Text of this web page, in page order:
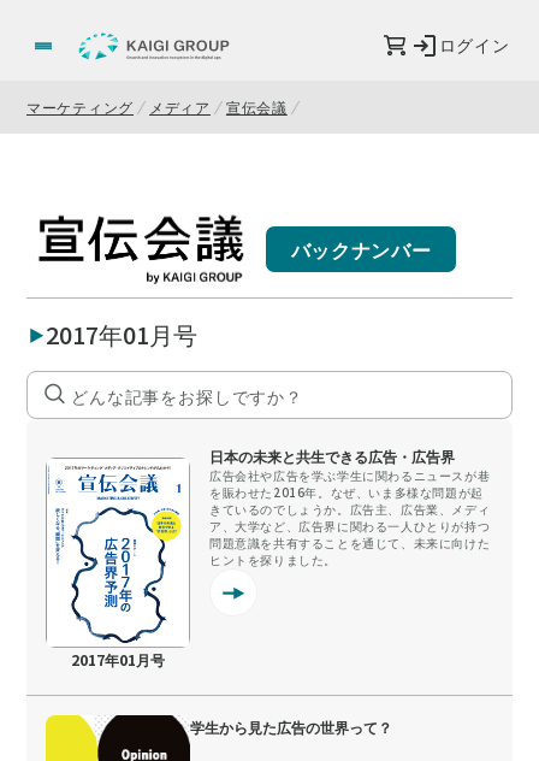
ログイン
マーケティング メディア 宣伝会議
バックナンバー
2017年01月号
2017年01月号
日本の未来と共生できる広告・広告界
広告会社や広告を学ぶ学生に関わるニュースが巷
を賑わせた2016年。なぜ、いま多様な問題が起
きているのでしょうか。広告主、広告業、メディ
ア、大学など、広告界に関わる一人ひとりが持つ
問題意識を共有することを通じて、未来に向けた
ヒントを探りました。
学生から見た広告の世界って？